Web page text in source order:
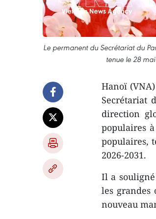
Le permanent du Secrétariat du
tenue le 28
​Hanoï
Secrétariat
direction
populaires
populaires,
2026-2031.
Il a
les grandes
nouveau